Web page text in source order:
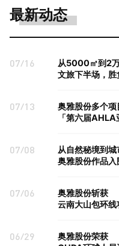
最新动态
07/16
从5000㎡到2
文旅下半场，胜
07/13
奥雅股份多个项
「第六届
07/08
从自然秘境到城
奥雅股份作品
07/06
奥雅股份斩获
云南大山包环
06/29
奥雅股份荣获